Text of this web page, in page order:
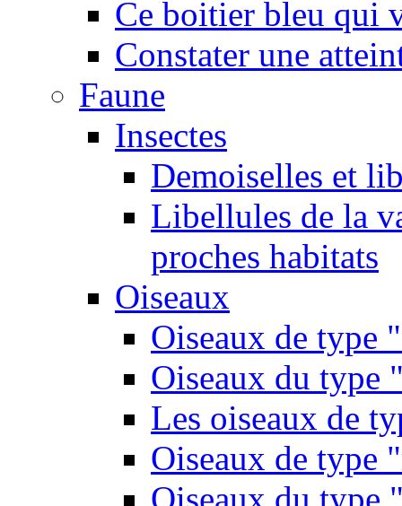
Ce boitier bleu qui
Constater une
Faune
Insectes
Demoiselles et
Libellules de la
proches habitats
Oiseaux
Oiseaux de type
Oiseaux du type
Les oiseaux de
Oiseaux de type